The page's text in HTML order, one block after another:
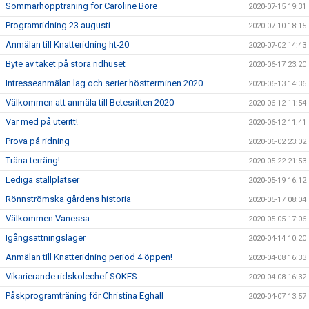
Sommarhoppträning för Caroline Bore 2020-07-15 19:31
Programridning 23 augusti 2020-07-10 18:15
Anmälan till Knatteridning ht-20 2020-07-02 14:43
Byte av taket på stora ridhuset 2020-06-17 23:20
Intresseanmälan lag och serier höstterminen 2020 2020-06-13 14:36
Välkommen att anmäla till Betesritten 2020 2020-06-12 11:54
Var med på uteritt! 2020-06-12 11:41
Prova på ridning 2020-06-02 23:02
Träna terräng! 2020-05-22 21:53
Lediga stallplatser 2020-05-19 16:12
Rönnströmska gårdens historia 2020-05-17 08:04
Välkommen Vanessa 2020-05-05 17:06
Igångsättningsläger 2020-04-14 10:20
Anmälan till Knatteridning period 4 öppen! 2020-04-08 16:33
Vikarierande ridskolechef SÖKES 2020-04-08 16:32
Påskprogramträning för Christina Eghall 2020-04-07 13:57